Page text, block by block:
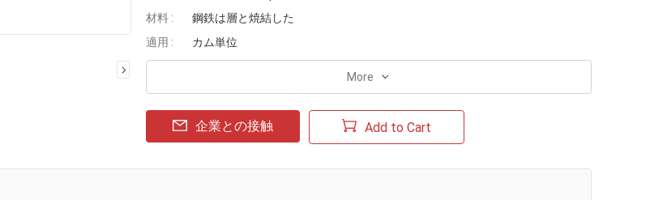
材料 :
鋼鉄は層と焼結した
適用 :
カム単位
More
企業との接触 Add to Cart